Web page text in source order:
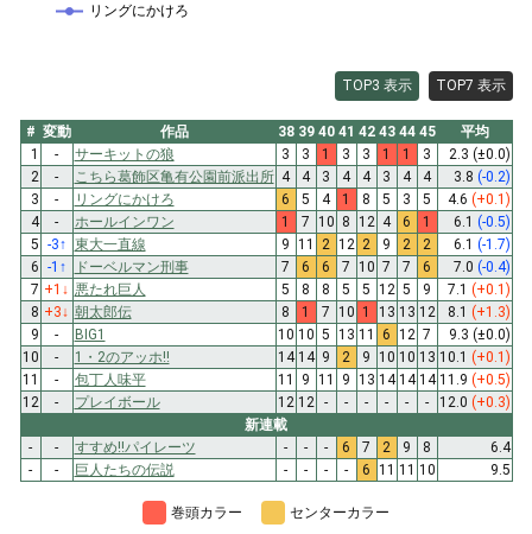
リングにかけろ
TOP3 表示 TOP7 表示
# 変動 作品 38 39 40 41 42 43 44 45
平均
1
- サーキットの狼 3 3 1 3 3 1 1 3 2.3 (±0.0)
2
- こちら葛飾区亀有公園前派出所 4 4 3 4 4 3 4 4 3.8 (-0.2)
3
- リングにかけろ 6 5 4 1 8 5 3 5 4.6 (+0.1)
4
- ホールインワン 1 7 10 8 12 4 6 1 6.1 (-0.5)
5 -3↑ 東大一直線 9 11 2 12 2 9 2 2 6.1 (-1.7)
6 -1 ↑ ドーベルマン刑事 7 6 6 7 10 7 7 6 7.0 (-0.4)
7 +1 ↓ 悪たれ巨人 5 8 8 5 5 12 5 9 7.1 (+0.1)
8 +3↓ 朝太郎伝 8 1 7 10 1 13 13 12 8.1 (+1.3)
9
- BIG1 10 10 5 13 11 6 12 7 9.3 (±0.0)
10
- 1・2のアッホ!! 14 14 9 2 9 10 10 13 10.1 (+0.1)
11
- 包丁人味平 11 9 11 9 13 14 14 14 11.9 (+0.5)
12
- プレイボール 12 12 - - - - - - 12.0 (+0.3)
新連載
-
- すすめ!!パイレーツ - - - 6 7 2 9 8
6.4
-
- 巨人たちの伝説 - - - - 6 11 11 10 9.5
巻頭カラー センターカラー